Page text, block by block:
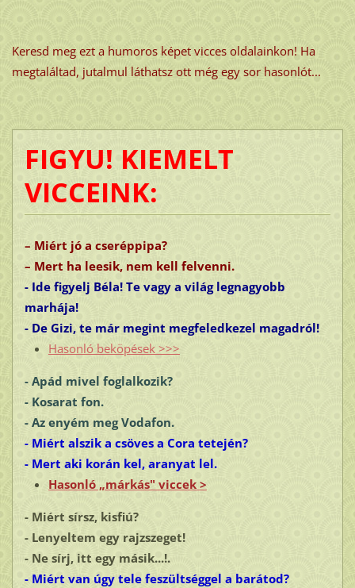
Keresd meg ezt a humoros képet vicces oldalainkon! Ha
megtaláltad, jutalmul láthatsz ott még egy sor hasonlót...
FIGYU! KIEMELT
VICCEINK:
– Miért jó a cseréppipa?
– Mert ha leesik, nem kell felvenni.
- Ide figyelj Béla! Te vagy a világ legnagyobb
marhája!
- De Gizi, te már megint megfeledkezel magadról!
Hasonló beköpések >>>
- Apád mivel foglalkozik?
- Kosarat fon.
- Az enyém megVodafon.
- Miért alszik a csöves a Cora tetején?
- Mert aki korán kel, aranyat lel.
Hasonló „márkás" viccek >
- Miért sírsz, kisfiú?
- Lenyeltem egy rajzszeget!
- Ne sírj, itt egy másik...!.
- Miért van úgy tele feszültséggel a barátod?